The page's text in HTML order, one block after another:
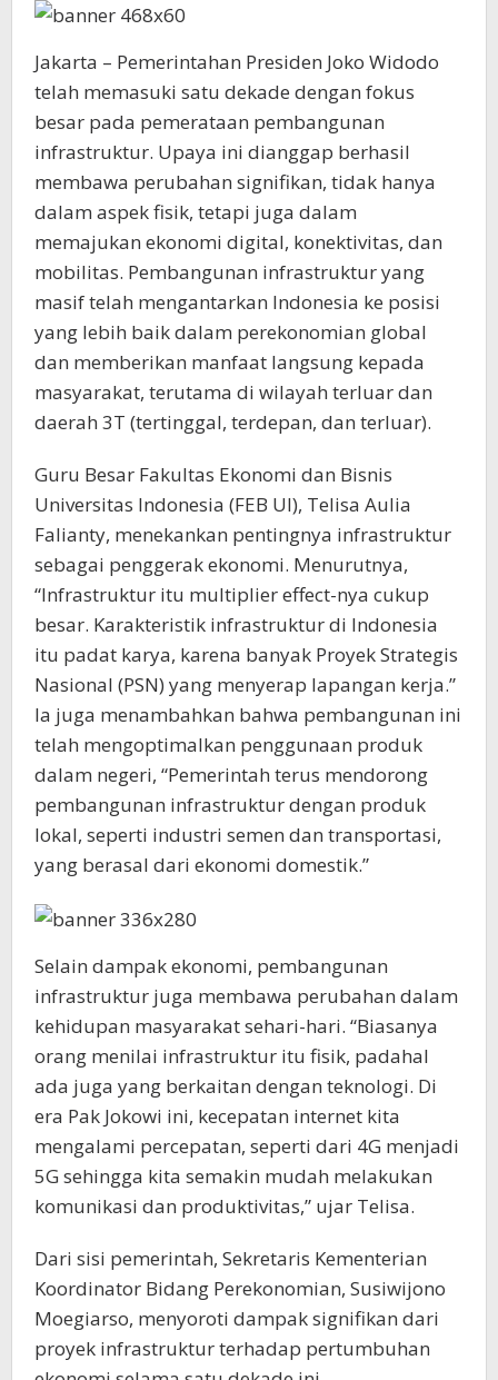
Jakarta – Pemerintahan Presiden Joko Widodo
telah memasuki satu dekade dengan fokus
besar pada pemerataan pembangunan
infrastruktur. Upaya ini dianggap berhasil
membawa perubahan signifikan, tidak hanya
dalam aspek fisik, tetapi juga dalam
memajukan ekonomi digital, konektivitas, dan
mobilitas. Pembangunan infrastruktur yang
masif telah mengantarkan Indonesia ke posisi
yang lebih baik dalam perekonomian global
dan memberikan manfaat langsung kepada
masyarakat, terutama di wilayah terluar dan
daerah 3T (tertinggal, terdepan, dan terluar).
Guru Besar Fakultas Ekonomi dan Bisnis
Universitas Indonesia (FEB UI), Telisa Aulia
Falianty, menekankan pentingnya infrastruktur
sebagai penggerak ekonomi. Menurutnya,
“Infrastruktur itu multiplier effect-nya cukup
besar. Karakteristik infrastruktur di Indonesia
itu padat karya, karena banyak Proyek Strategis
Nasional (PSN) yang menyerap lapangan kerja.”
Ia juga menambahkan bahwa pembangunan ini
telah mengoptimalkan penggunaan produk
dalam negeri, “Pemerintah terus mendorong
pembangunan infrastruktur dengan produk
lokal, seperti industri semen dan transportasi,
yang berasal dari ekonomi domestik.”
Selain dampak ekonomi, pembangunan
infrastruktur juga membawa perubahan dalam
kehidupan masyarakat sehari-hari. “Biasanya
orang menilai infrastruktur itu fisik, padahal
ada juga yang berkaitan dengan teknologi. Di
era Pak Jokowi ini, kecepatan internet kita
mengalami percepatan, seperti dari 4G menjadi
5G sehingga kita semakin mudah melakukan
komunikasi dan produktivitas,” ujar Telisa.
Dari sisi pemerintah, Sekretaris Kementerian
Koordinator Bidang Perekonomian, Susiwijono
Moegiarso, menyoroti dampak signifikan dari
proyek infrastruktur terhadap pertumbuhan